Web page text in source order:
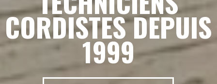
CORDISTES DEPUIS
1999